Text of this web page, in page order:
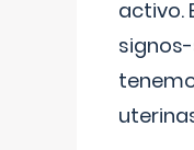
activo.